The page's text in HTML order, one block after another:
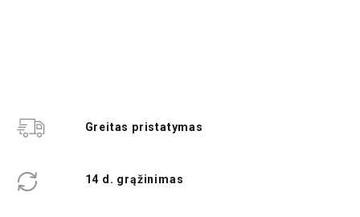
Greitas pristatymas
14 d. grąžinimas